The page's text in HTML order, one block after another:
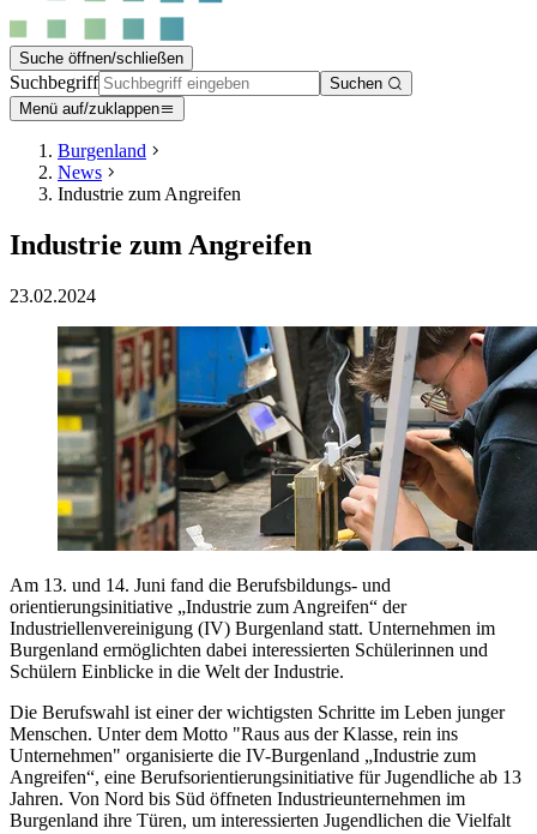
Suche öffnen/schließen
Suchbegriff
Suchen
Menü auf/zuklappen
Burgenland
News
Industrie zum Angreifen
Industrie zum Angreifen
23.02.2024
Am 13. und 14. Juni fand die Berufsbildungs- und
orientierungsinitiative „Industrie zum Angreifen“ der
Industriellenvereinigung (IV) Burgenland statt. Unternehmen im
Burgenland ermöglichten dabei interessierten Schülerinnen und
Schülern Einblicke in die Welt der Industrie.
Die Berufswahl ist einer der wichtigsten Schritte im Leben junger
Menschen. Unter dem Motto "Raus aus der Klasse, rein ins
Unternehmen" organisierte die IV-Burgenland „Industrie zum
Angreifen“, eine Berufsorientierungsinitiative für Jugendliche ab 13
Jahren. Von Nord bis Süd öffneten Industrieunternehmen im
Burgenland ihre Türen, um interessierten Jugendlichen die Vielfalt